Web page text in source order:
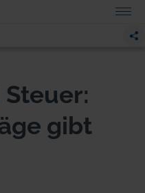
gibt